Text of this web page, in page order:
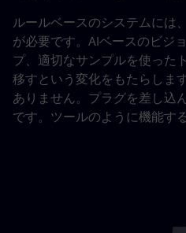
ルールベースのシステムには
が必要です。AIベースのビジ
プ、適切なサンプルを使った
移すという変化をもたらしま
ありません。プラグを差し込
です。ツールのように機能す